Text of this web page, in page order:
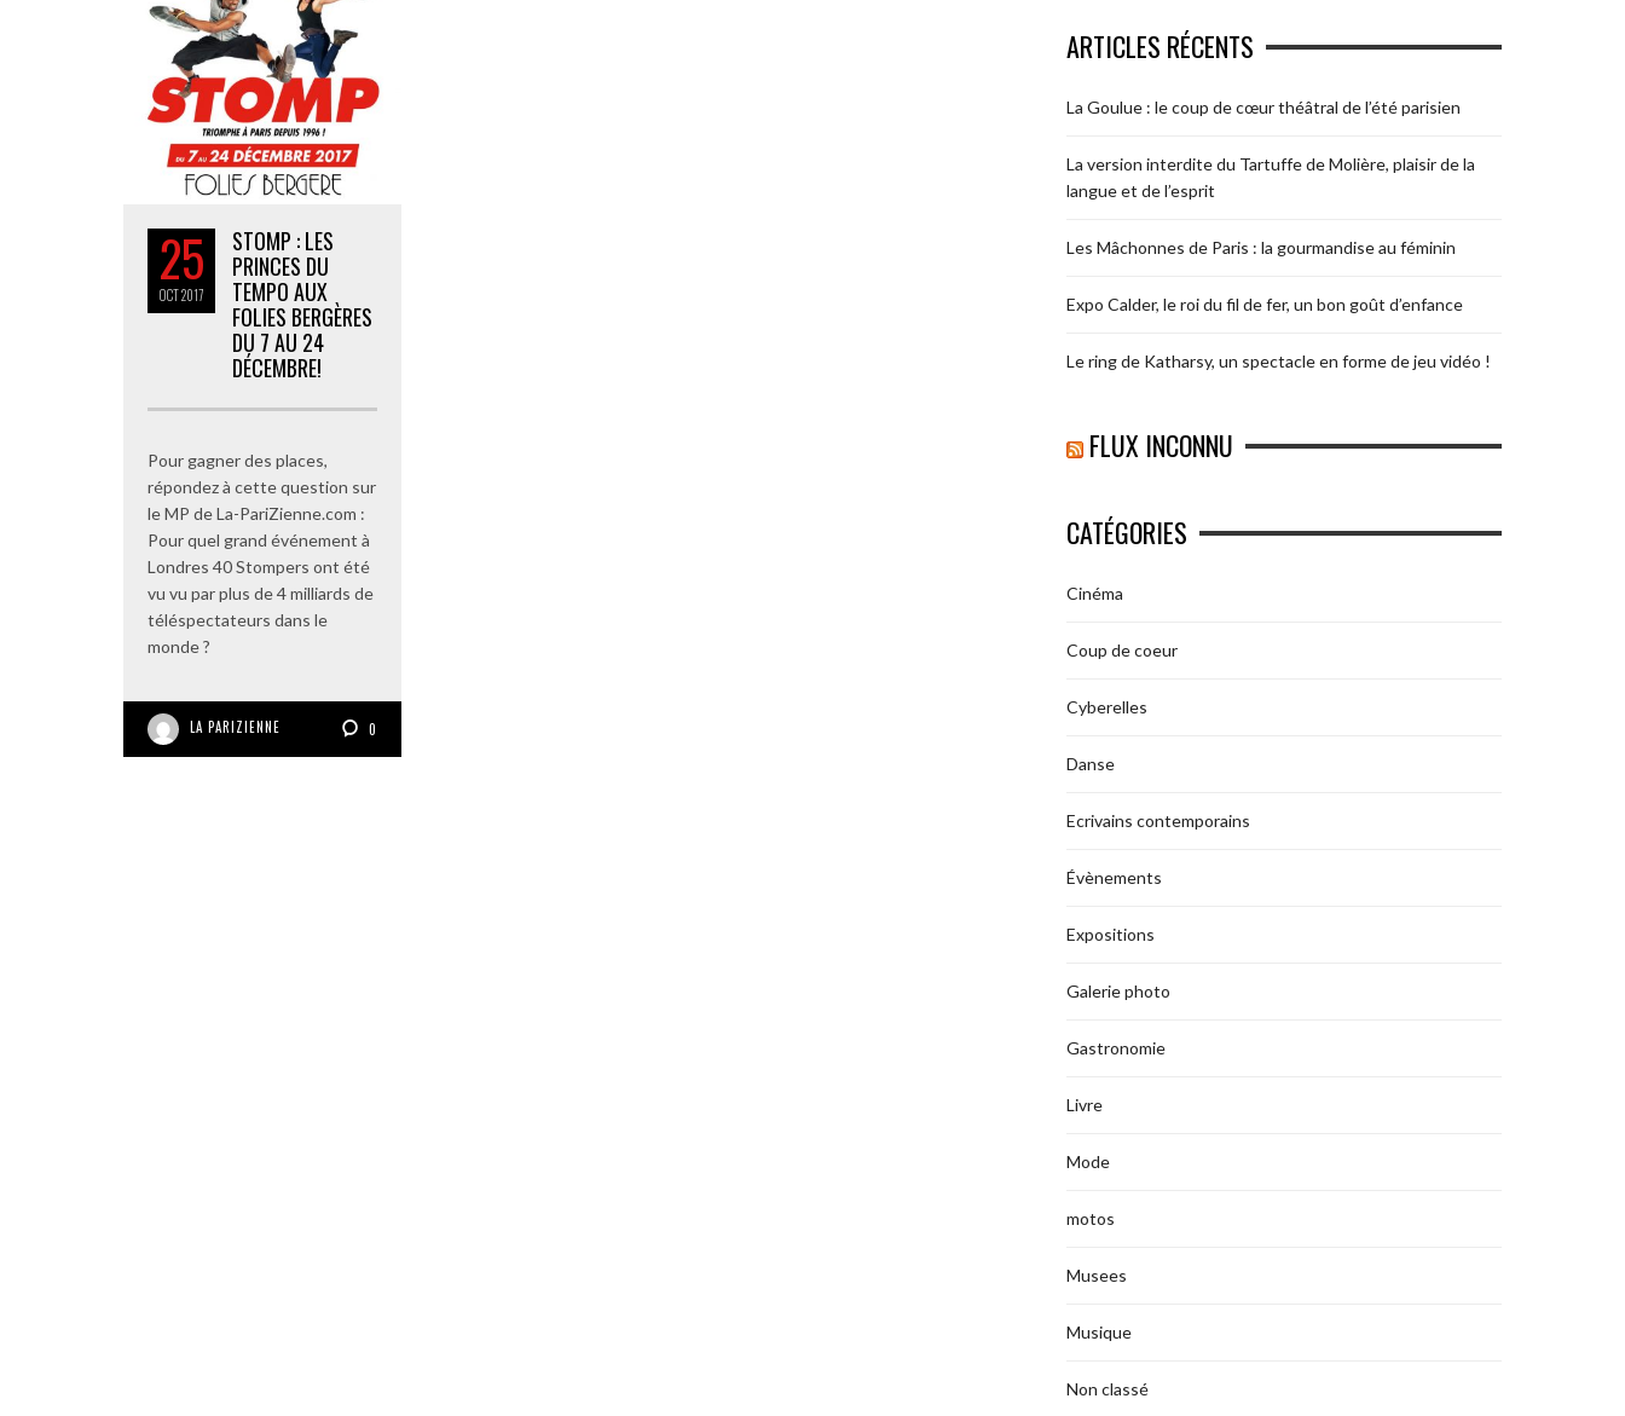
25
OCT2017
STOMP : LES
PRINCES DU
TEMPO AUX
FOLIES BERGÈRES
DU 7 AU 24
DÉCEMBRE!
Pour gagner des places,
répondez à cette question sur
le MP de La-PariZienne.com :
Pour quel grand événement à
Londres 40 Stompers ont été
vu vu par plus de 4 milliards de
téléspectateurs dans le
monde ?
LA PARIZIENNE 0
ARTICLES RÉCENTS
La Goulue : le coup de cœur théâtral de l’été parisien
La version interdite du Tartuffe de Molière, plaisir de la
langue et de l’esprit
Les Mâchonnes de Paris : la gourmandise au féminin
Expo Calder, le roi du fil de fer, un bon goût d’enfance
Le ring de Katharsy, un spectacle en forme de jeu vidéo !
FLUX INCONNU
CATÉGORIES
Cinéma
Coup de coeur
Cyberelles
Danse
Ecrivains contemporains
Évènements
Expositions
Galerie photo
Gastronomie
Livre
Mode
motos
Musees
Musique
Non classé